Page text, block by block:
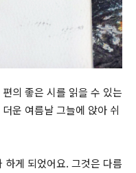
의 좋은 시를 읽을 수 있는
운 여름날 그늘에 앉아 쉬
하게 되었어요. 그것은 다름